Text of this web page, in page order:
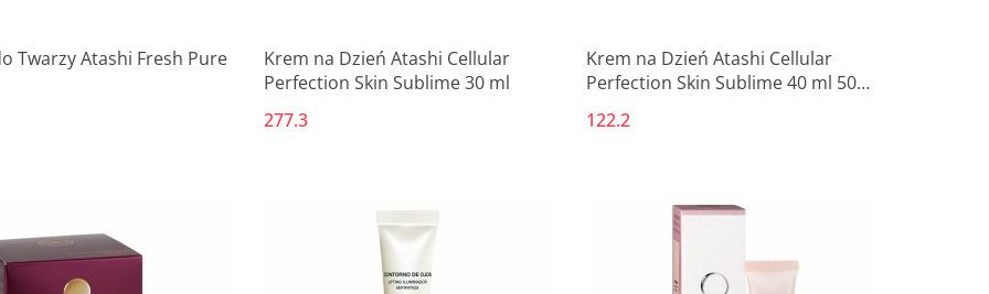
Twarzy Atashi Fresh Pure
Krem na Dzień Atashi Cellular
Perfection Skin Sublime 30 ml
277.3
Krem na Dzień Atashi Cellular
Perfection Skin Sublime 40 ml 50
122.2